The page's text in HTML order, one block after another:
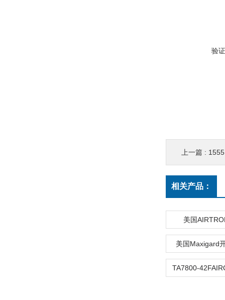
验
上一篇 :
相关产品：
美国
美国Maxigard